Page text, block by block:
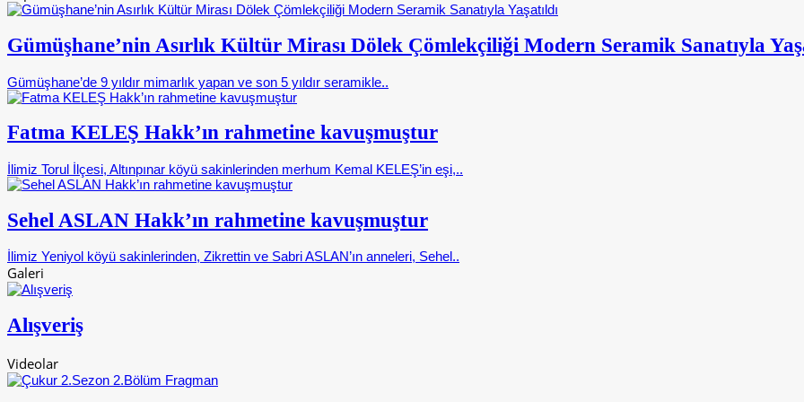
Gümüşhane’nin Asırlık Kültür Mirası Dölek Çömlekçiliği Modern Seramik Sanatıyla
Gümüşhane’de 9 yıldır mimarlık yapan ve son 5 yıldır seramikle..
Fatma KELEŞ Hakk’ın rahmetine kavuşmuştur
İlimiz Torul İlçesi, Altınpınar köyü sakinlerinden merhum Kemal KELEŞ’in eşi,..
Sehel ASLAN Hakk’ın rahmetine kavuşmuştur
İlimiz Yeniyol köyü sakinlerinden, Zikrettin ve Sabri ASLAN’ın anneleri, Sehel..
Galeri
Alışveriş
Videolar